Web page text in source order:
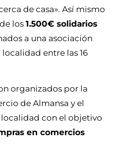
de casa». Así mismo
los 1.500€ solidarios
a una asociación
entre las 16
organizados por la
de Almansa y el
con el objetivo
en comercios